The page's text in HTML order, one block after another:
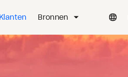
Klanten Bronnen